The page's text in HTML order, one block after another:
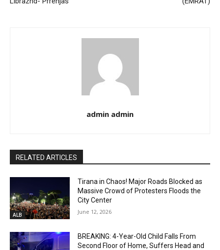
admin admin
RELATED ARTICLES
ALB
Tirana in Chaos! Major Roads Blocked as
Massive Crowd of Protesters Floods the
City Center
June 12, 2026
BREAKING: 4-Year-Old Child Falls From
Second Floor of Home, Suffers Head and